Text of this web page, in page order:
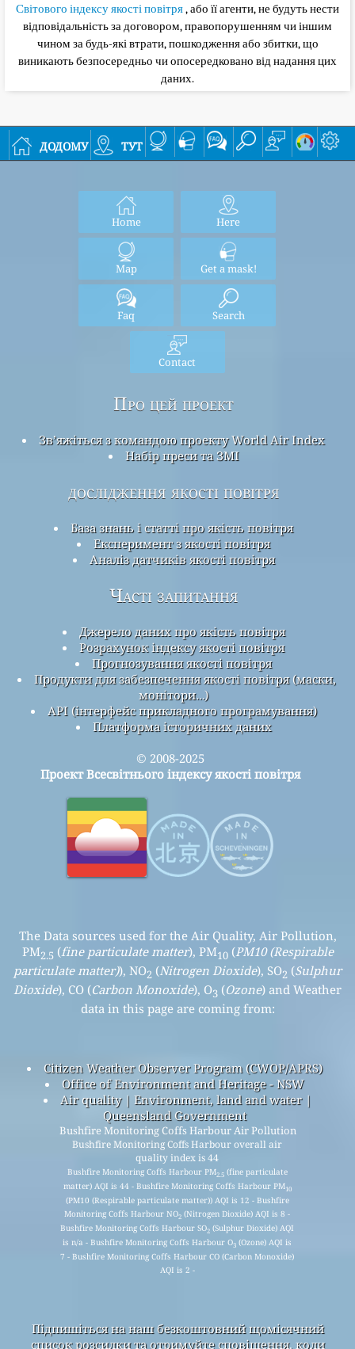
Світового індексу якості повітря, або її агенти, не будуть нести
відповідальність за договором, правопорушенням чи іншим
чином за будь-які втрати, пошкодження або збитки, що
виникають безпосередньо чи опосередковано від надання цих
даних.
додому тут
Home Here
Map Get a mask!
Faq Search
Contact
Про цей проект
Зв’яжіться з командою проекту World Air Index
Набір преси та ЗМІ
дослідження якості повітря
База знань і статті про якість повітря
Експеримент з якості повітря
Аналіз датчиків якості повітря
Часті запитання
Джерело даних про якість повітря
Розрахунок індексу якості повітря
Прогнозування якості повітря
Продукти для забезпечення якості повітря (маски,
монітори…)
API (інтерфейс прикладного програмування)
Платформа історичних даних
© 2008-2025
Проект Всесвітнього індексу якості повітря
The Data sources used for the Air Quality, Air Pollution,
PM2.5 (fine particulate matter), PM10(PM10 (Respirable
particulate matter)), NO2 (Nitrogen Dioxide), SO2 (Sulphur
Dioxide), CO (Carbon Monoxide), O3 (Ozone) and Weather
data in this page are coming from:
Citizen Weather Observer Program (CWOP/APRS)
Office of Environment and Heritage - NSW
Air quality | Environment, land and water |
Queensland Government
Bushfire Monitoring Coffs Harbour Air Pollution
Bushfire Monitoring Coffs Harbour overall air
quality index is 44
Bushfire Monitoring Coffs Harbour PM2.5(fine particulate
matter) AQI is 44 - Bushfire Monitoring Coffs Harbour PM10
(PM10 (Respirable particulate matter)) AQI is 12 - Bushfire
Monitoring Coffs Harbour NO2 (Nitrogen Dioxide) AQI is 8 -
Bushfire Monitoring Coffs Harbour SO2 (Sulphur Dioxide) AQI
is n/a - Bushfire Monitoring Coffs Harbour O3 (Ozone) AQI is
7 - Bushfire Monitoring Coffs Harbour CO (Carbon Monoxide)
AQI is 2 -
Підпишіться на наш безкоштовний щомісячний
список розсилки та отримуйте сповіщення, коли